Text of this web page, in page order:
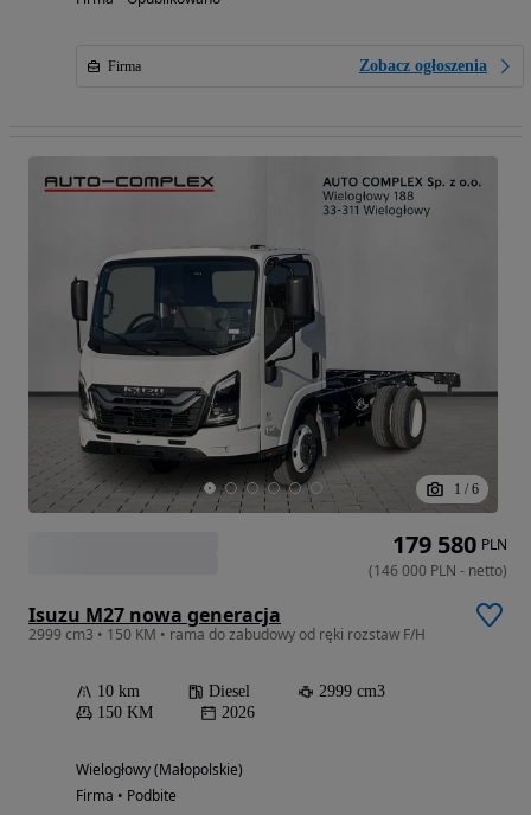
Firma Zobacz ogłoszenia
1 / 6
Isuzu M27 nowa generacja
2999 cm3 • 150 KM • rama do zabudowy od ręki rozstaw F/H
10 km Diesel
2999 cm3
150 KM
2026
Wielogłowy (Małopolskie)
Firma • Podbite
179 580 PLN
(146 000 PLN - netto)